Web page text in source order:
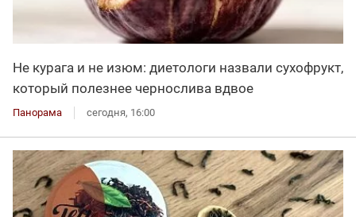
Не курага и не изюм: диетологи назвали сухофрукт,
который полезнее чернослива вдвое
Панорама сегодня, 16:00